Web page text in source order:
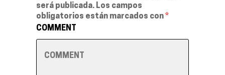
será publicada. Los campos
obligatorios están marcados con *
COMMENT